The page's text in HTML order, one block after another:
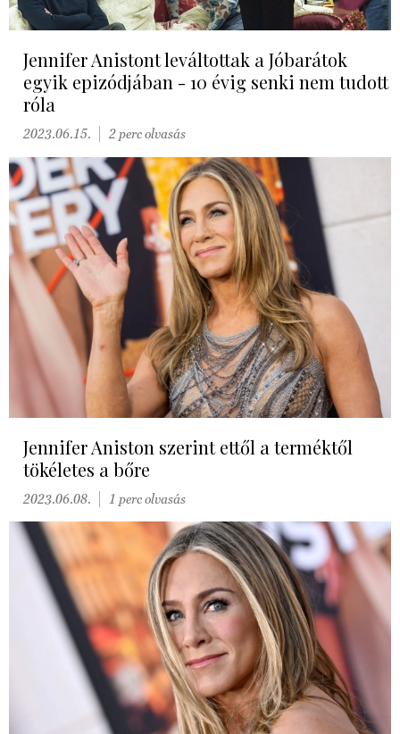
Jennifer Anistont leváltottak a Jóbarátok
egyik epizódjában - 10 évig senki nem tudott
róla
2023.06.15. 2 perc olvasás
Jennifer Aniston szerint ettől a terméktől
tökéletes a bőre
2023.06.08. 1 perc olvasás